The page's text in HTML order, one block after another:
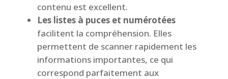
contenu est excellent.
Les listes à puces et numérotées
facilitent la compréhension. Elles
permettent de scanner rapidement les
informations importantes, ce qui
correspond parfaitement aux